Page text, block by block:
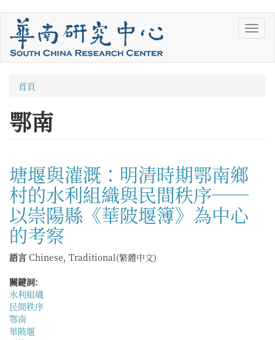
您
在
這
首頁
鄂南
塘堰與灌溉：明清時期鄂南鄉
村的水利組織與民間秩序──
以崇陽縣《華陂堰簿》為中心
的考察
語言 Chinese, Traditional(繁體中文)
關鍵詞:
水利組織
民間秩序
鄂南
華陂堰